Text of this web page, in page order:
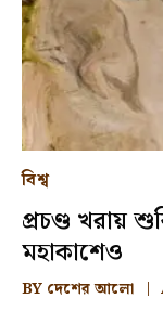
বিশ্ব
প্রচণ্ড খরায়
মহাকাশেও
BY দেশের আলো